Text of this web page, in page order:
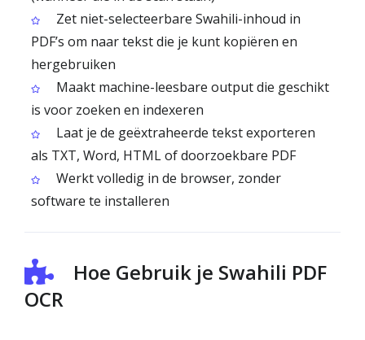
Zet niet-selecteerbare Swahili-inhoud in
PDF’s om naar tekst die je kunt kopiëren en
hergebruiken
Maakt machine-leesbare output die geschikt
is voor zoeken en indexeren
Laat je de geëxtraheerde tekst exporteren
als TXT, Word, HTML of doorzoekbare PDF
Werkt volledig in de browser, zonder
software te installeren
Hoe Gebruik je Swahili PDF
OCR